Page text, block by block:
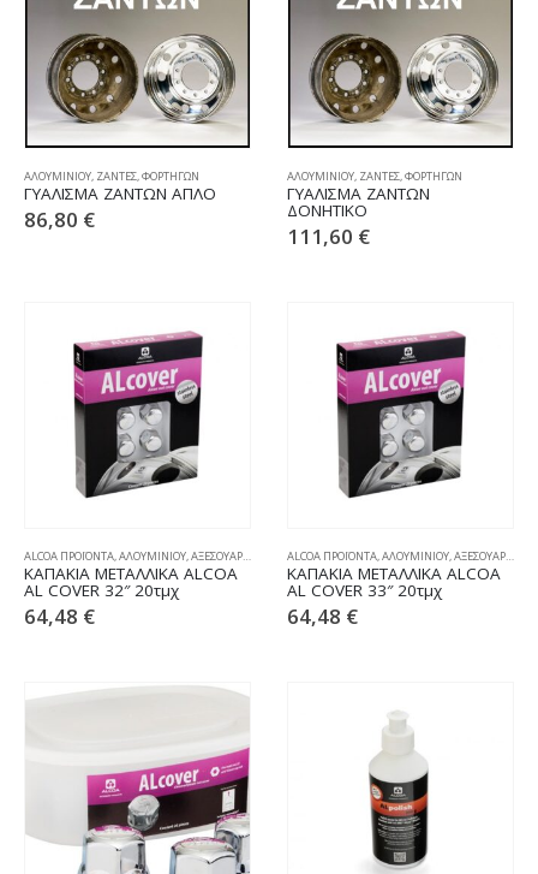
ΑΛΟΥΜΙΝΙΟΥ, ΖΑΝΤΕΣ,ΦΟΡΤΗΓΩΝ
ΓΥΑΛΙΣΜΑ ΖΑΝΤΩΝ ΑΠΛΟ
86,80 €
ΑΛΟΥΜΙΝΙΟΥ, ΖΑΝΤΕΣ,ΦΟΡΤΗΓΩΝ
ΓΥΑΛΙΣΜΑ ΖΑΝΤΩΝ
ΔΟΝΗΤΙΚΟ
111,60 €
ALCOA ΠΡΟΪΟΝΤΑ,ΑΛΟΥΜΙΝΙΟΥ,ΑΞΕΣΟΥΑΡ ΦΟΡΤΗΓΩΝ ,ΚΑΠΑΚΙΑ
ΚΑΠΑΚΙΑ ΜΕΤΑΛΛΙΚΑ ALCOA
AL COVER 32″ 20τμχ
64,48 €
ALCOA ΠΡΟΪΟΝΤΑ,ΑΛΟΥΜΙΝΙΟΥ,ΑΞΕΣΟΥΑΡ ΦΟΡΤΗΓΩΝ
ΚΑΠΑΚΙΑ ΜΕΤΑΛΛΙΚΑ ALCOA
AL COVER 33″ 20τμχ
64,48 €